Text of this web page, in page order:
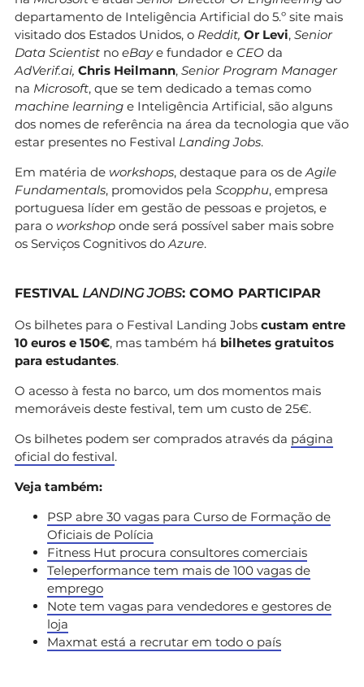
departamento de Inteligência Artificial do 5.º site mais
visitado dos Estados Unidos, o Reddit, Or Levi, Senior
Data Scientist no eBaye fundador e CEO da
AdVerif.ai, Chris Heilmann, Senior Program Manager
na Microsoft, que se tem dedicado a temas como
machine learning e Inteligência Artificial, são alguns
dos nomes de referência na área da tecnologia que vão
estar presentes no Festival Landing Jobs.
Em matéria de workshops, destaque para os de Agile
Fundamentals, promovidos pela Scopphu, empresa
portuguesa líder em gestão de pessoas e projetos, e
para o workshop onde será possível saber mais sobre
os Serviços Cognitivos do Azure.
FESTIVAL LANDING JOBS: COMO PARTICIPAR
Os bilhetes para o Festival Landing Jobs custam entre
10 euros e 150€, mas também há bilhetes gratuitos
para estudantes.
O acesso à festa no barco, um dos momentos mais
memoráveis deste festival, tem um custo de 25€.
Os bilhetes podem ser comprados através da página
oficial do festival.
Veja também:
PSP abre 30 vagas para Curso de Formação de
Oficiais de Polícia
Fitness Hut procura consultores comerciais
Teleperformance tem mais de 100 vagas de
emprego
Note tem vagas para vendedores e gestores de
loja
Maxmat está a recrutar em todo o país